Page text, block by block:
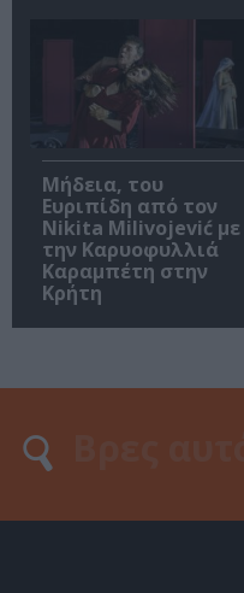
Μήδεια, του
Ευριπίδη από τον
Nikita Milivojević με
την Καρυοφυλλιά
Καραμπέτη στην
Κρήτη